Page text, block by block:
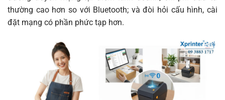
thường cao hơn so với Bluetooth; và đòi hỏi cấu hình, cài
đặt mạng có phần phức tạp hơn.